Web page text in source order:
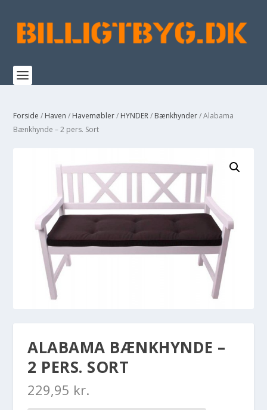
Forside / Haven / Havemøbler/ HYNDER/ Bænkhynder/ Alabama
Bænkhynde – 2 pers. Sort
ALABAMA BÆNKHYNDE –
2 PERS. SORT
229,95 kr.